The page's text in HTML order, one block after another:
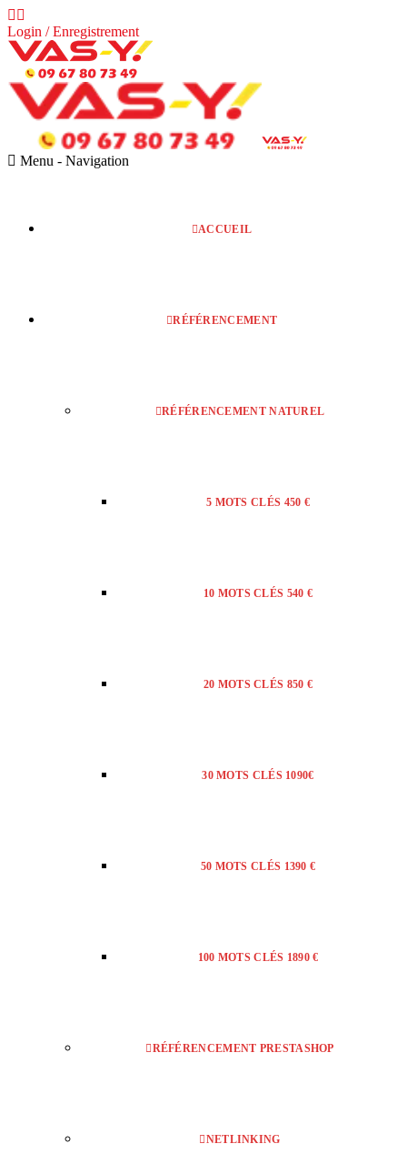
Login / Enregistrement
Menu - Navigation
ACCUEIL
RÉFÉRENCEMENT
RÉFÉRENCEMENT NATUREL
5 MOTS CLÉS 450 €
10 MOTS CLÉS 540 €
20 MOTS CLÉS 850 €
30 MOTS CLÉS 1090€
50 MOTS CLÉS 1390 €
100 MOTS CLÉS 1890 €
RÉFÉRENCEMENT PRESTASHOP
NETLINKING